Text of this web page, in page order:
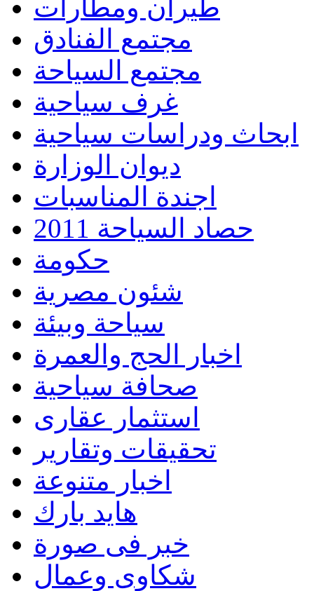
طيران ومطارات
مجتمع الفنادق
مجتمع السياحة
غرف سياحية
ابحاث ودراسات سياحية
ديوان الوزارة
اجندة المناسبات
حصاد السياحة 2011
حكومة
شئون مصرية
سياحة وبيئة
اخبار الحج والعمرة
صحافة سياحية
استثمار عقارى
تحقيقات وتقارير
اخبار متنوعة
هايد بارك
خبر فى صورة
شكاوى وعمال